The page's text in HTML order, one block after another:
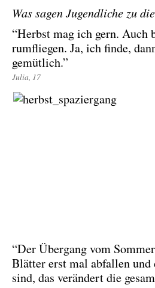
Was sagen Jugendliche zu
“Herbst mag ich gern. Auch
rumfliegen. Ja, ich finde,
gemütlich.”
Julia, 17
“Der Übergang vom
Blätter erst mal abfallen
sind, das verändert die